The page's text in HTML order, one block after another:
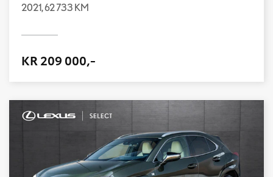
2021,62 733 KM
KR 209 000,-